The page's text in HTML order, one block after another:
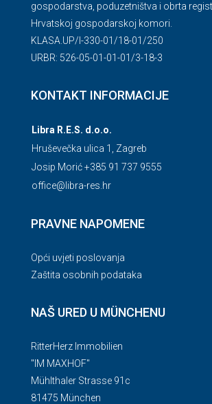
gospodarstva, poduzetništva i obrta
Hrvatskoj gospodarskoj komori.
KLASA.UP/l-330-01/18-01/250
URBR: 526-05-01-01-01/3-18-3
KONTAKT INFORMACIJE
Libra R.E.S. d.o.o.
Hruševečka ulica 1, Zagreb
Josip Morić +385 91 737 9555
office@libra-res.hr
PRAVNE NAPOMENE
Opći uvjeti poslovanja
Zaštita osobnih podataka
NAŠ URED U MÜNCHENU
RitterHerz Immobilien
"IM MAXHOF"
Mühlthaler Strasse 91c
81475 München